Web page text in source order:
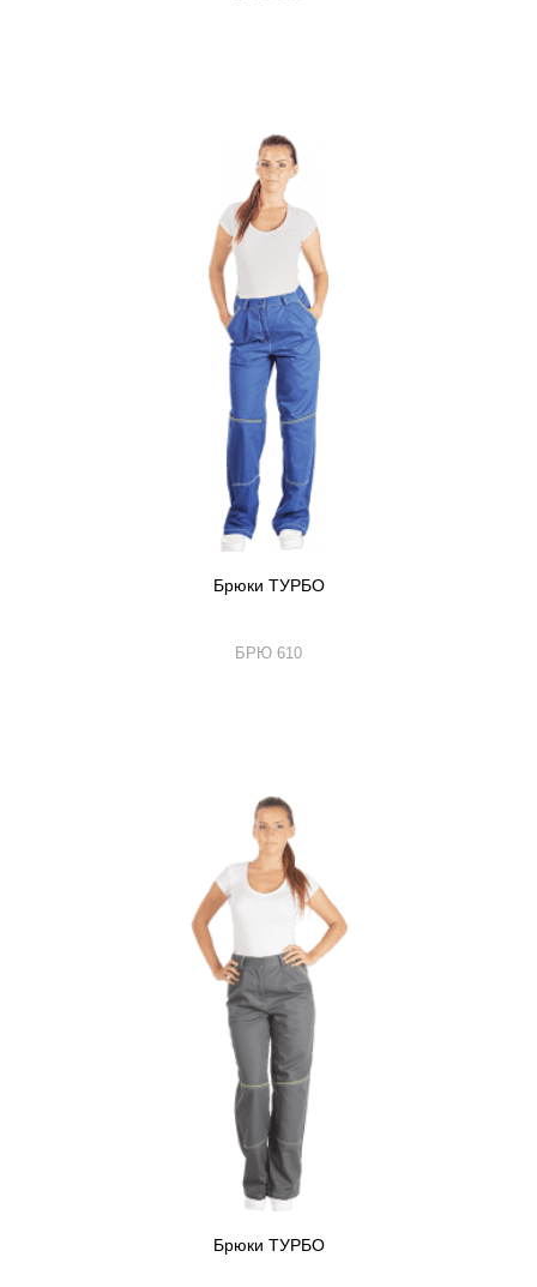
Брюки ТУРБО
БРЮ 610
Брюки ТУРБО